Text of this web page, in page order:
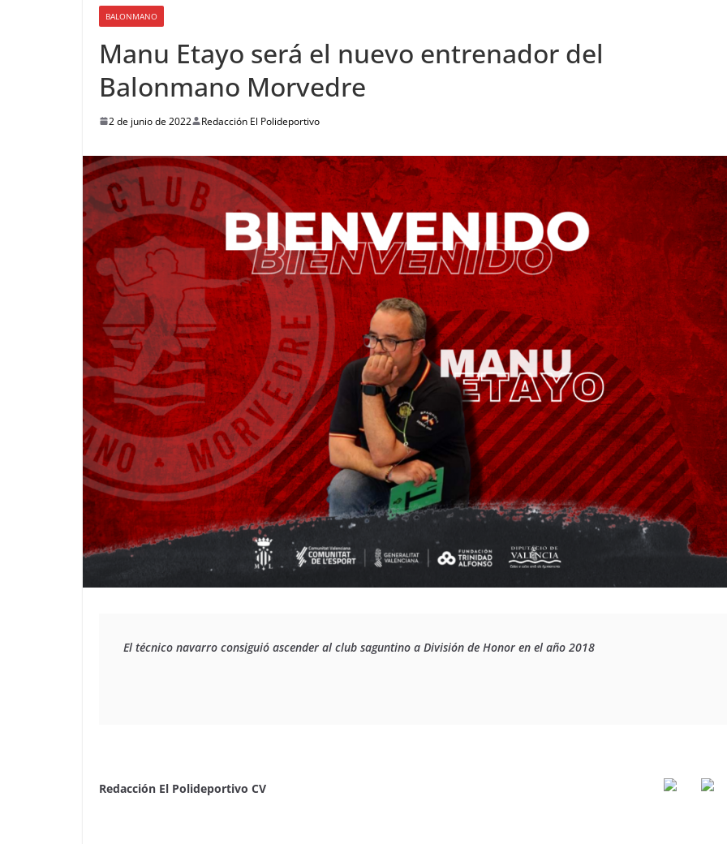
BALONMANO
Manu Etayo será el nuevo entrenador del
Balonmano Morvedre
2 de junio de 2022 Redacción El Polideportivo
El técnico navarro consiguió ascender al club saguntino a División de Honor en el año 2018
Redacción El Polideportivo CV